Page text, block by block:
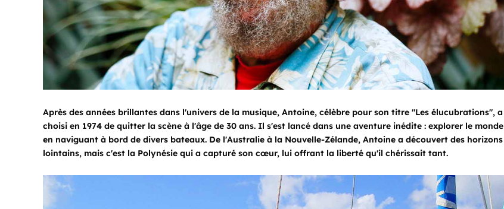
Après des années brillantes dans l'univers de la musique, Antoine, célèbre pour son titre "Les élucubrations", a
choisi en 1974 de quitter la scène à l'âge de 30 ans. Il s'est lancé dans une aventure inédite : explorer le monde
en naviguant à bord de divers bateaux. De l'Australie à la Nouvelle-Zélande, Antoine a découvert des horizons
lointains, mais c'est la Polynésie qui a capturé son cœur, lui offrant la liberté qu'il chérissait tant.